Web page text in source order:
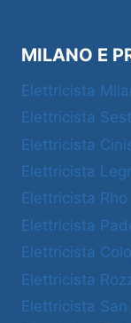
MILANO E
Elettricista
Elettricista
Elettricista
Elettricista
Elettricista Rho
Elettricista
Elettricista
Elettricista
Elettricista